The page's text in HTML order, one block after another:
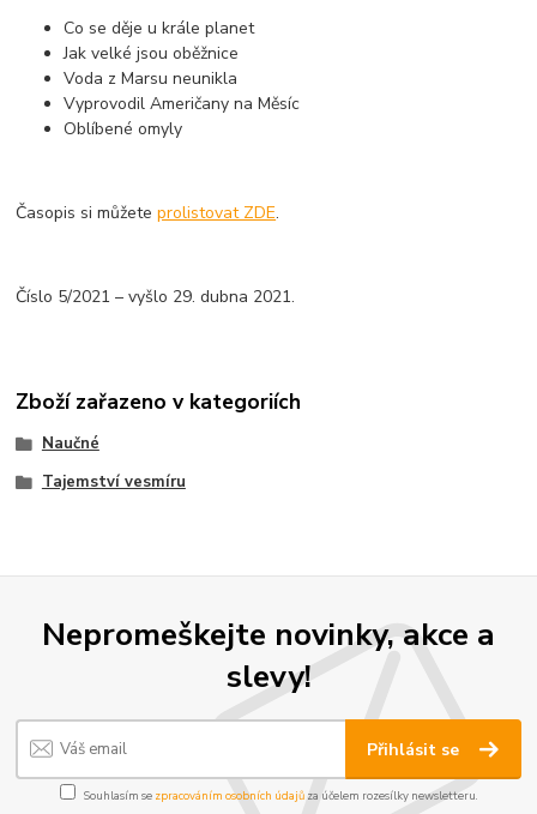
Co se děje u krále planet
Jak velké jsou oběžnice
Voda z Marsu neunikla
Vyprovodil Američany na Měsíc
Oblíbené omyly
Časopis si můžeteprolistovat ZDE.
Číslo 5/2021 – vyšlo 29. dubna 2021.
Zboží zařazeno v kategoriích
Naučné
Tajemství vesmíru
Nepromeškejte novinky, akce a
slevy!
Přihlásit se
Souhlasím se zpracováním osobních údajůza účelem rozesílky newsletteru.